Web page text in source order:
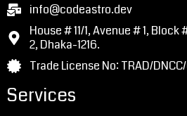
info@codeastro.dev
House # 11/1, Avenue # 1,
2, Dhaka-1216.
Trade License No: TRAD/
Services